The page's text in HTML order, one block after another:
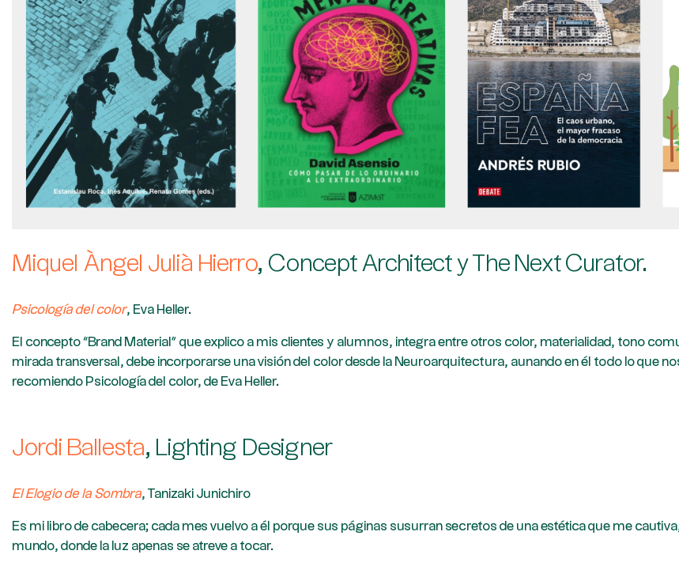
Miquel Àngel Julià Hierro, Concept Architect y The Next Curator.
Psicología del color, Eva Heller.
El concepto “Brand Material” que explico a mis clientes y alumnos, integra entre otros color, materialidad, tono
mirada transversal, debe incorporarse una visión del color desde la Neuroarquitectura, aunando en él todo lo que
recomiendo Psicología del color, de Eva Heller.
Jordi Ballesta, Lighting Designer
El Elogio de la Sombra, Tanizaki Junichiro
Es mi libro de cabecera; cada mes vuelvo a él porque sus páginas susurran secretos de una estética que me
mundo, donde la luz apenas se atreve a tocar.